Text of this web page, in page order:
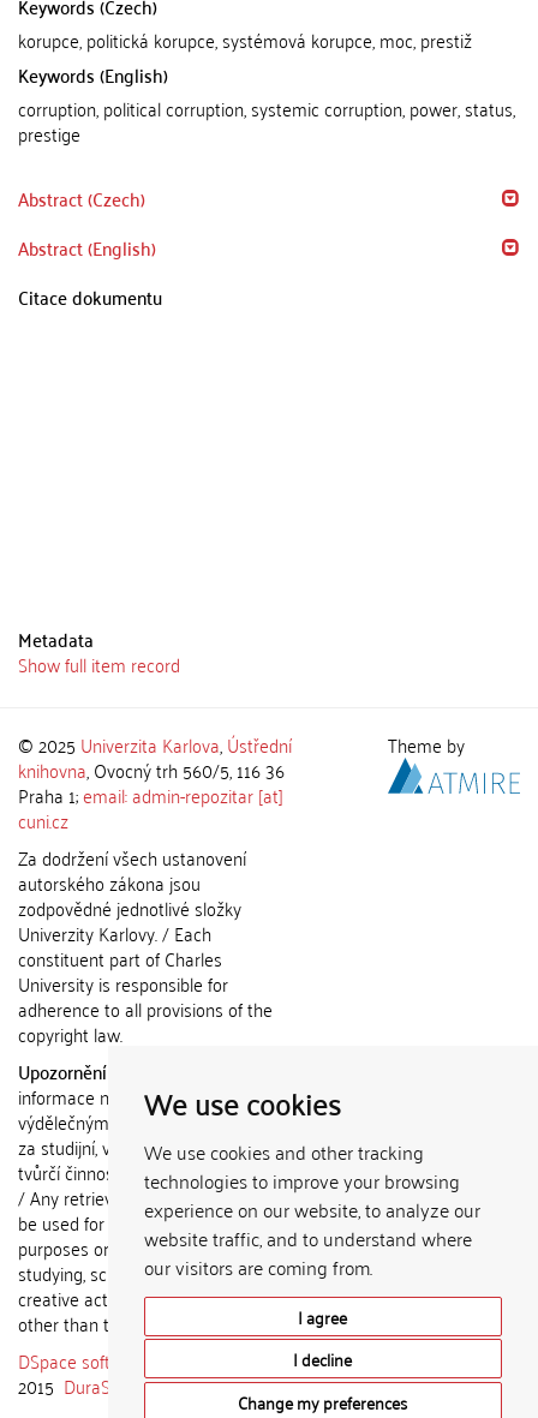
We use cookies
We use cookies and other tracking
technologies to improve your browsing
experience on our website, to analyze our
website traffic, and to understand where
our visitors are coming from.
I agree
I decline
Change my preferences
korupce, politická korupce, systémová korupce, moc, prestiž
Keywords (English)
corruption, political corruption, systemic corruption, power, status,
prestige
Abstract (Czech)
Abstract (English)
Citace dokumentu
Metadata
Show full item record
© 2025 Univerzita Karlova,Ústřední
knihovna, Ovocný trh 560/5, 116 36
Praha 1;email: admin-repozitar [at]
cuni.cz
Za dodržení všech ustanovení
autorského zákona jsou
zodpovědné jednotlivé složky
Univerzity Karlovy. / Each
constituent part of Charles
University is responsible for
adherence to all provisions of the
copyright law.
Upozornění / Notice:
informace nemohou být použity k
výdělečným účelům nebo vydávány
za studijní, vědeckou nebo jinou
tvůrčí činnost jiné osoby než autora.
/ Any retrieved information shall not
be used for any commercial
purposes or claimed as results of
studying, scientific or any other
creative activities of any person
other than the author.
DSpace software
2015 DuraSpace
Theme by